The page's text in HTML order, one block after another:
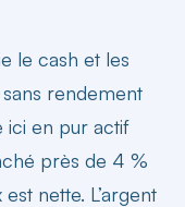
le cash et les
rendement
ici en pur actif
près de 4 %
nette. L’argent